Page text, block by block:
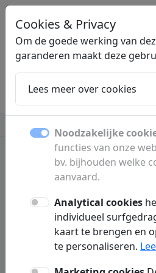
Home Dochters
Algemene voorwaarden
1. Toepasselijkheid
Door uw bezoek aan Linkzoeken.be
website) stemt u stilzwijgend en
toepasselijkheid van deze
deze gebruiksvoorwaarden steeds
Cookies & Privacy
Om de goede werking van
garanderen maakt deze
Lees meer over cookies
Noodzakelijke
functies van onze
bv. bijhouden welke
aanvaard.
Analytical cookies
individueel
kaart te brengen en
te personaliseren.